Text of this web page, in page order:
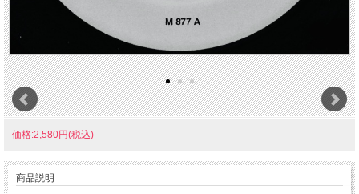
価格:2,580円(税込)
商品説明